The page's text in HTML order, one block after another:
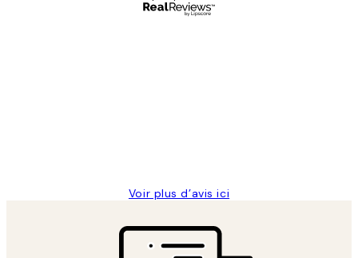
Voir plus d’avis ici